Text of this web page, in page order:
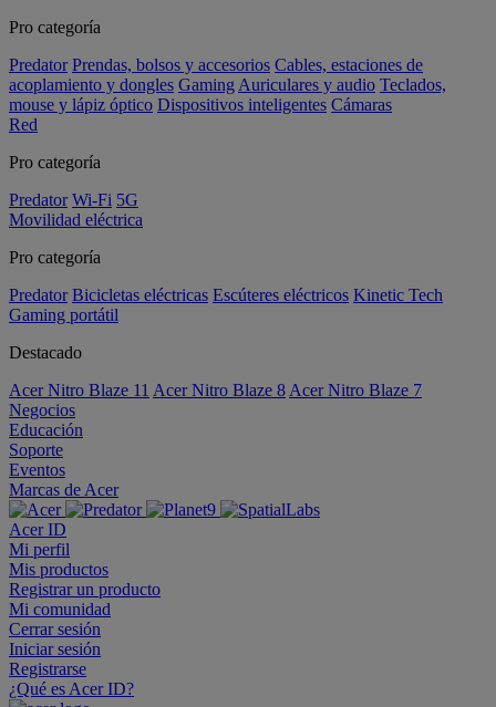
Pro categoría
Predator Prendas, bolsos y accesorios Cables, estaciones de
acoplamiento y dongles Gaming Auriculares y audio Teclados,
mouse y lápiz óptico Dispositivos inteligentes Cámaras
Red
Pro categoría
Predator Wi-Fi 5G
Movilidad eléctrica
Pro categoría
Predator Bicicletas eléctricas Escúteres eléctricos Kinetic Tech
Gaming portátil
Destacado
Acer Nitro Blaze 11 Acer Nitro Blaze 8 Acer Nitro Blaze 7
Negocios
Educación
Soporte
Eventos
Marcas de Acer
Acer ID
Mi perfil
Mis productos
Registrar un producto
Mi comunidad
Cerrar sesión
Iniciar sesión
Registrarse
¿Qué es Acer ID?